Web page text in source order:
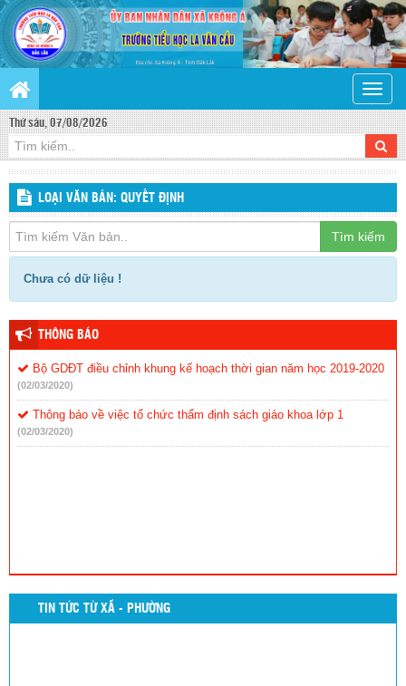
Toggle
Thứ sáu, 07/08/2026
LOẠI VĂN BẢN: QUYẾT ĐỊNH
Tìm kiếm
Chưa có dữ liệu !
THÔNG BÁO
Bộ GDĐT điều chỉnh khung kế hoạch thời gian năm học 2019-2020
(02/03/2020)
Thông báo về việc tổ chức thẩm định sách giáo khoa lớp 1
(02/03/2020)
TIN TỨC TỪ XÃ - PHƯỜNG